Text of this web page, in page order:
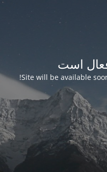
است
Site will be available